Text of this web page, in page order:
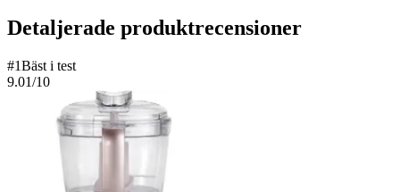
Detaljerade produktrecensioner
#1Bäst i test
9.01/10